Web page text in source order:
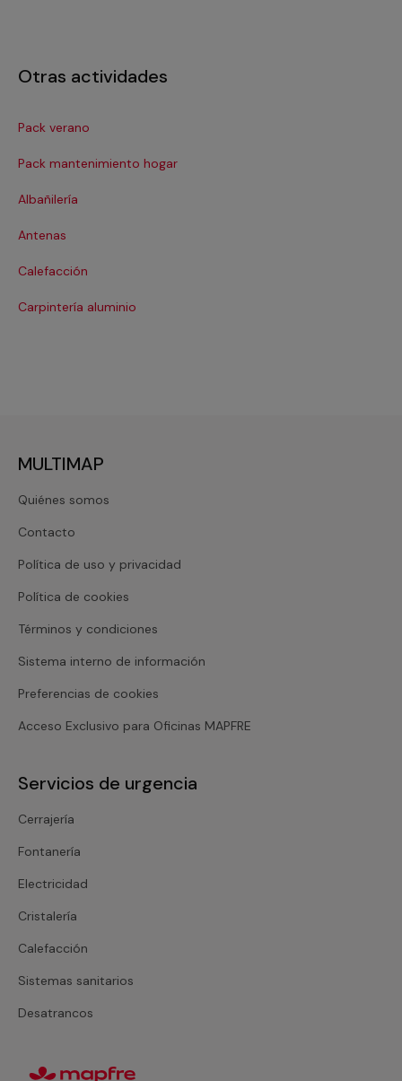
Otras actividades
Pack verano
Pack mantenimiento hogar
Albañilería
Antenas
Calefacción
Carpintería aluminio
MULTIMAP
Quiénes somos
Contacto
Política de uso y privacidad
Política de cookies
Términos y condiciones
Sistema interno de información
Preferencias de cookies
Acceso Exclusivo para Oficinas MAPFRE
Servicios de urgencia
Cerrajería
Fontanería
Electricidad
Cristalería
Calefacción
Sistemas sanitarios
Desatrancos